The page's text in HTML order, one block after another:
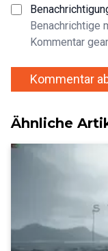
Benachrichtige
Kommentar
Kommentar
Ähnliche